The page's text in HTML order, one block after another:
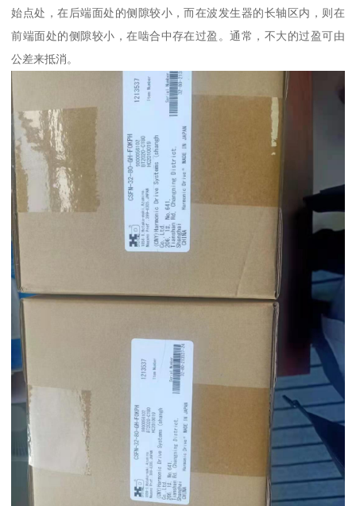
始点处，在后端面处的侧隙较小，而在波发生器的长轴区内，则在
前端面处的侧隙较小，在啮合中存在过盈。通常，不大的过盈可由
公差来抵消。